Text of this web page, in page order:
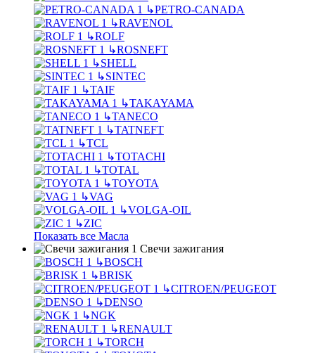
↳PETRO-CANADA
↳RAVENOL
↳ROLF
↳ROSNEFT
↳SHELL
↳SINTEC
↳TAIF
↳TAKAYAMA
↳TANECO
↳TATNEFT
↳TCL
↳TOTACHI
↳TOTAL
↳TOYOTA
↳VAG
↳VOLGA-OIL
↳ZIC
Показать все Масла
Свечи зажигания
↳BOSCH
↳BRISK
↳CITROEN/PEUGEOT
↳DENSO
↳NGK
↳RENAULT
↳TORCH